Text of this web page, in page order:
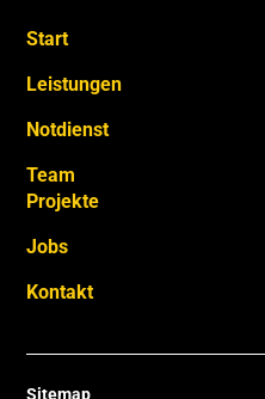
Start
Leistungen
Notdienst
Team
Projekte
Jobs
Kontakt
Sitemap